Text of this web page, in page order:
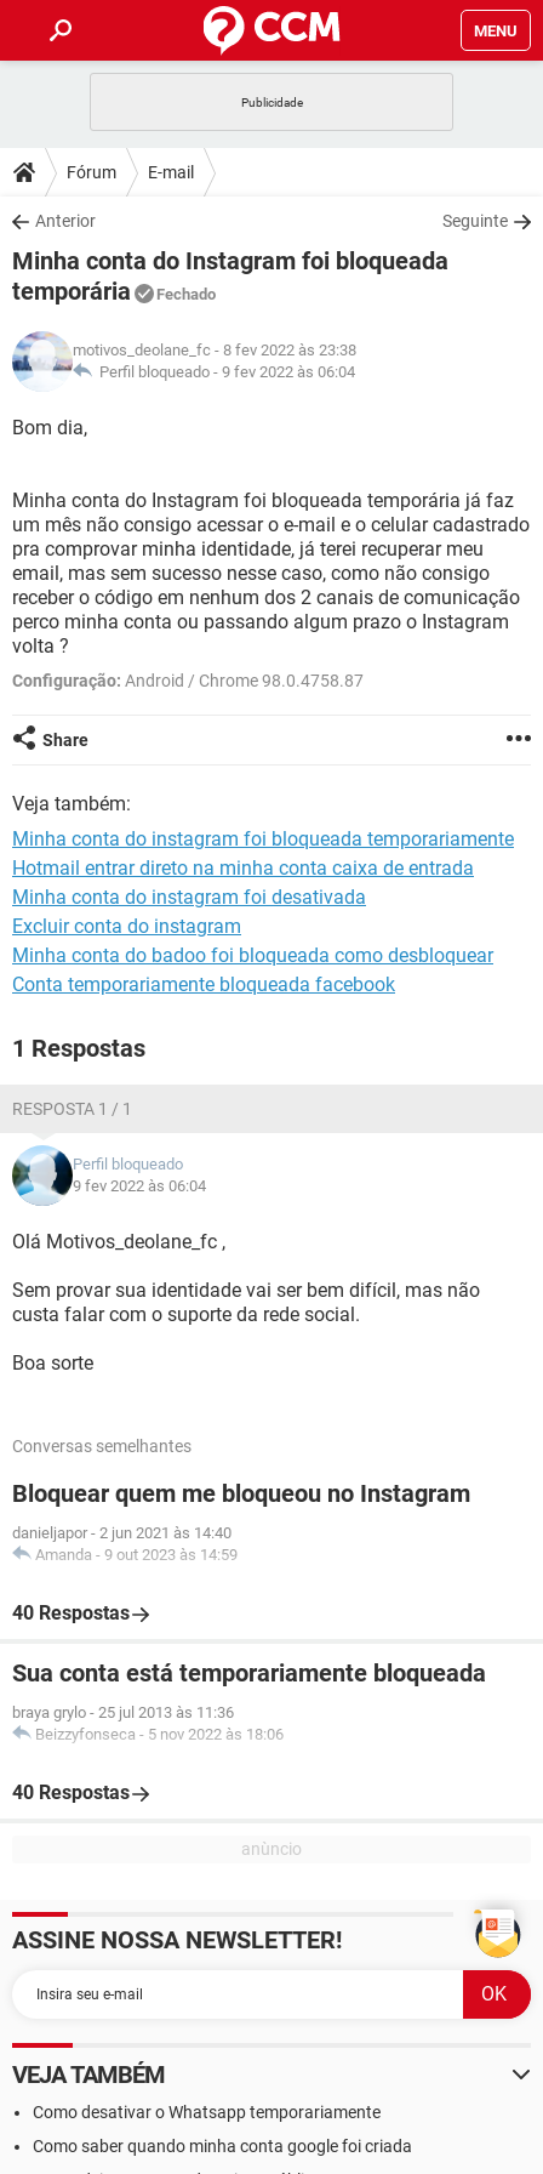
MENU
CELULAR
OUTLOOK
INSTAGRAM GMAIL
GUIA DE COMPRAS
DICAS
JOGOS
OUTLOOK
GUIA DE COMPRAS
DOWNLOADS
JOGOS WHATSAPP
CELULAR
OUTLOOK EXCEL
INSTAGRAM
GUIA DE COMPRAS
FÓRUM
CELULAR FACEBOOK
GUIA DE COMPRAS
GLOSSÁRIO
JOGOS
CELULAR
INSTAGRAM GMAIL
GUIA DE COMPRAS
Fórum E-mail
Anterior Seguinte
Minha conta do Instagram foi bloqueada
temporária
Fechado
motivos_deolane_fc - 8 fev 2022 às 23:38
Perfil bloqueado - 9 fev 2022 às 06:04
Bom dia,
Minha conta do Instagram foi bloqueada temporária já faz
um mês não consigo acessar o e-mail e o celular cadastrado
pra comprovar minha identidade, já terei recuperar meu
email, mas sem sucesso nesse caso, como não consigo
receber o código em nenhum dos 2 canais de comunicação
perco minha conta ou passando algum prazo o Instagram
volta ?
Configuração: Android / Chrome 98.0.4758.87
Share
Veja também:
Minha conta do instagram foi bloqueada temporariamente
Hotmail entrar direto na minha conta caixa de entrada
Minha conta do instagram foi desativada
Excluir conta do instagram
Minha conta do badoo foi bloqueada como desbloquear
Conta temporariamente bloqueada facebook
1 Respostas
RESPOSTA 1 / 1
Perfil bloqueado
9 fev 2022 às 06:04
Olá Motivos_deolane_fc ,
Sem provar sua identidade vai ser bem difícil, mas não
custa falar com o suporte da rede social.
Boa sorte
Conversas semelhantes
Bloquear quem me bloqueou no Instagram
danieljapor - 2 jun 2021 às 14:40
Amanda - 9 out 2023 às 14:59
40 Respostas
Sua conta está temporariamente bloqueada
braya grylo - 25 jul 2013 às 11:36
Beizzyfonseca - 5 nov 2022 às 18:06
40 Respostas
ASSINE NOSSA NEWSLETTER!
VEJA TAMBÉM
Como desativar o Whatsapp temporariamente
Como saber quando minha conta google foi criada